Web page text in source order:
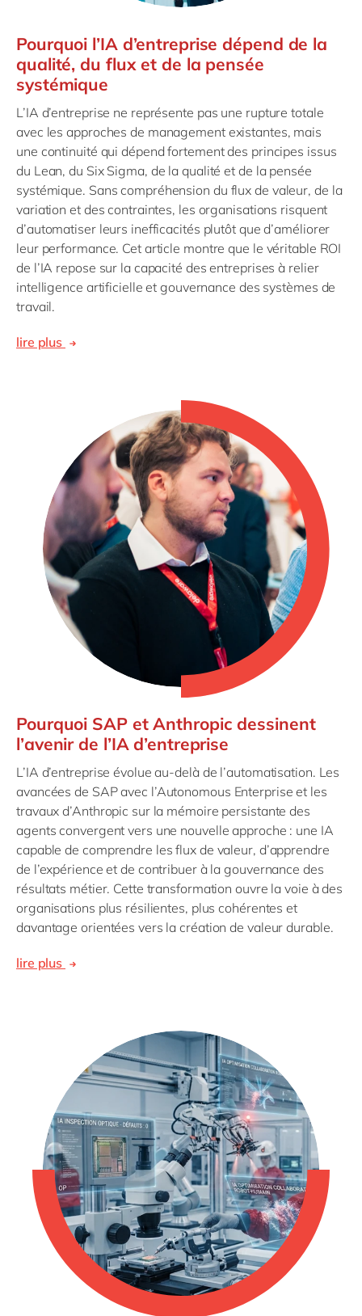
Pourquoi l’IA d’entreprise dépend de la
qualité, du flux et de la pensée
systémique
L’IA d’entreprise ne représente pas une rupture totale
avec les approches de management existantes, mais
une continuité qui dépend fortement des principes issus
du Lean, du Six Sigma, de la qualité et de la pensée
systémique. Sans compréhension du flux de valeur, de la
variation et des contraintes, les organisations risquent
d’automatiser leurs inefficacités plutôt que d’améliorer
leur performance. Cet article montre que le véritable ROI
de l’IA repose sur la capacité des entreprises à relier
intelligence artificielle et gouvernance des systèmes de
travail.
lire plus
Pourquoi SAP et Anthropic dessinent
l’avenir de l’IA d’entreprise
L’IA d’entreprise évolue au-delà de l’automatisation. Les
avancées de SAP avec l’Autonomous Enterprise et les
travaux d’Anthropic sur la mémoire persistante des
agents convergent vers une nouvelle approche : une IA
capable de comprendre les flux de valeur, d’apprendre
de l’expérience et de contribuer à la gouvernance des
résultats métier. Cette transformation ouvre la voie à des
organisations plus résilientes, plus cohérentes et
davantage orientées vers la création de valeur durable.
lire plus